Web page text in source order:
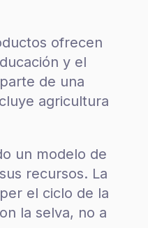
ofrecen
y el
de una
agricultura
un modelo de
recursos. La
el ciclo de la
la selva, no a